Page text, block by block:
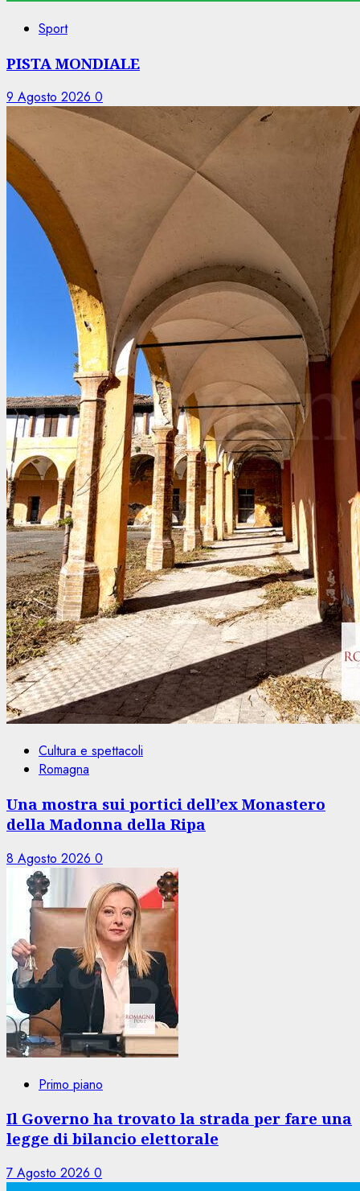
Sport
PISTA MONDIALE
9 Agosto 2026 0
Cultura e spettacoli
Romagna
Una mostra sui portici dell’ex Monastero
della Madonna della Ripa
8 Agosto 2026 0
Primo piano
Il Governo ha trovato la strada per fare una
legge di bilancio elettorale
7 Agosto 2026 0